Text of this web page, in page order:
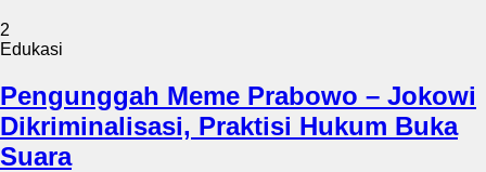
2
Edukasi
Pengunggah Meme Prabowo – Jokowi
Dikriminalisasi, Praktisi Hukum Buka
Suara